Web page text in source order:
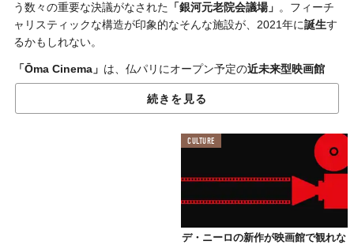
う数々の重要な決議がなされた 「銀河元老院会議場」 。フィーチ
ャリスティックな構造が印象的なそんな施設が、2021年に誕生す
るかもしれない。
「Ōma Cinema」 は、仏パリにオープン予定の近未来型映画館
だ。
伝統的な客席の配置を廃止し、半円状に段違いで設置された円盤
の各ブースには、15人ほどが座れるような作りになっている。
ソーシャルディスタンス が保たれる構造だ。
建築デザインを手掛けたPierre Chicanは「壮大で没入感のある映
像体験を、どの座席でも感じられる」と、その斬新な構造の利点
を語る。また、テーブルサービスやVIPアクセスなど、個々に
カス
を受けられるのも特徴。
続きを見る
CULTURE
デ・ニーロの新作が映画館で観れな